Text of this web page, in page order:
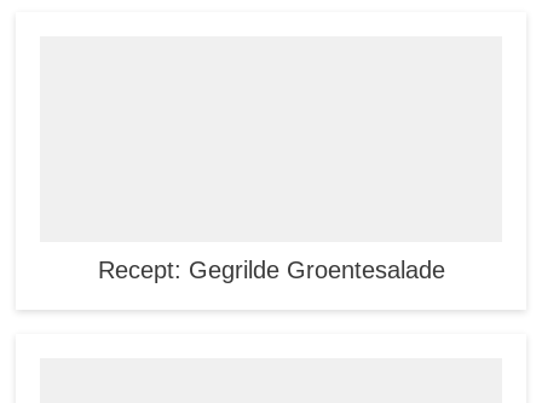
Recept: Gegrilde Groentesalade